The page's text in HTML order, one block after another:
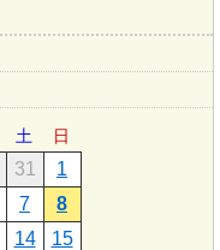
土 日
31
1
7
8
14
15